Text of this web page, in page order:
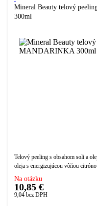
Mineral Beauty telový
300ml
Telový peeling s obsahom soli a
oleja s energizujúcou vôňou
Na otázku
10,85 €
9,04 bez DPH